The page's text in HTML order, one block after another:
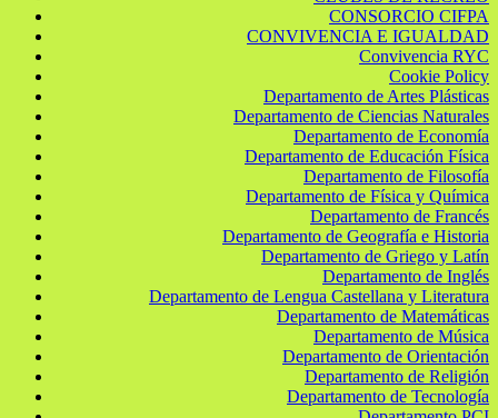
CONSORCIO CIFPA
CONVIVENCIA E IGUALDAD
Convivencia RYC
Cookie Policy
Departamento de Artes Plásticas
Departamento de Ciencias Naturales
Departamento de Economía
Departamento de Educación Física
Departamento de Filosofía
Departamento de Física y Química
Departamento de Francés
Departamento de Geografía e Historia
Departamento de Griego y Latín
Departamento de Inglés
Departamento de Lengua Castellana y Literatura
Departamento de Matemáticas
Departamento de Música
Departamento de Orientación
Departamento de Religión
Departamento de Tecnología